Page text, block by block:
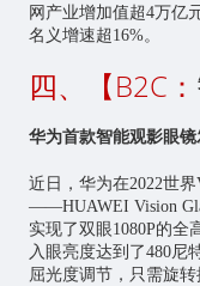
网产业增加值超4万亿
名义增速超16%。
四、【B2C：
华为首款智能观影眼镜
近日，华为在2022世
——HUAWEI Vision
实现了双眼1080P的全
入眼亮度达到了480尼
屈光度调节，只需旋